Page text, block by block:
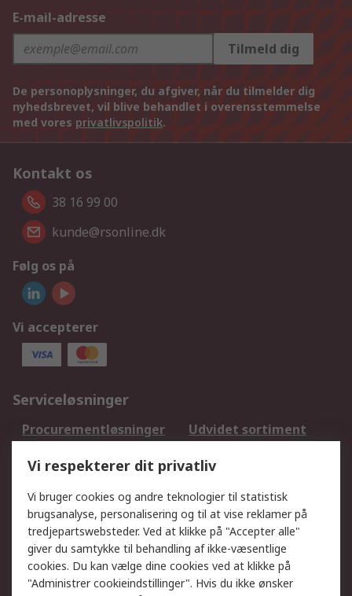
E-mail-adresse
Tilmeld dig
De personoplysninger, du afgiver, når du tilmelder dig
nyhedsbrevet, vil blive behandlet i overensstemmelse
med vores privatlivspolitik.
Kontakt os
38 16 99 00
kunde@rsonline.dk
Følg os på
Vi accepterer
Serviceløsninger
Procurementløsninger
Udvidet sortiment
DesignSpark
Teknisk Support
Dit lokale salgsteam
Eksportløsninger
Support
Få hjælp
Returnering
Levering
Spor min ordre
Vi respekterer dit privatliv
Vi bruger cookies og andre teknologier til statistisk
brugsanalyse, personalisering og til at vise reklamer på
tredjepartswebsteder. Ved at klikke på "Accepter alle"
giver du samtykke til behandling af ikke-væsentlige
cookies. Du kan vælge dine cookies ved at klikke på
"Administrer cookieindstillinger". Hvis du ikke ønsker